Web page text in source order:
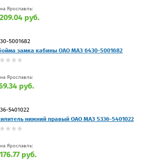
Ярославль:
руб.
5001682
замка кабины ОАО МАЗ 6430-5001682
Ярославль:
руб.
5401022
нижний правый ОАО МАЗ 5336-5401022
Ярославль:
руб.